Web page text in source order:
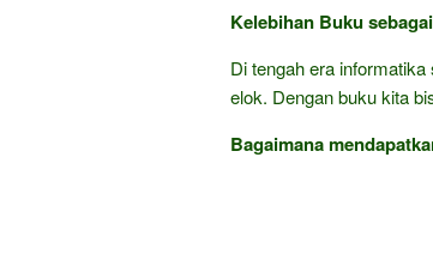
Kelebihan Buku
Di tengah era
elok. Dengan buku kita
Bagaimana